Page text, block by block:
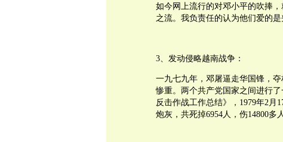
如今网上流行的对邓小平的吹捧
之流。我负责任的认为他们爱的是
3、发动侵略越南战争：
一九七九年，邓屠逼走华国锋，
惨重。两个共产党国家之间进行
反击作战工作总结》，1979年2月
炮灰，共死掉6954人，伤14800多人